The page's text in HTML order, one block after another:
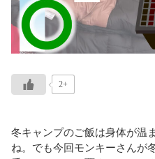
2+
冬キャンプのご飯は身体が温
ね。でも今回モンキーさんが